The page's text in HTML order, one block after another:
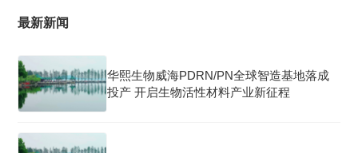
最新新闻
华熙生物威海PDRN/PN全球智造基地落成
投产 开启生物活性材料产业新征程